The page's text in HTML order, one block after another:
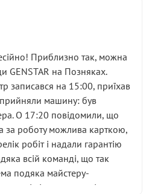
розуміється на техніці,
а як максимум —
вузол замість елементарних
мій візит. Раніше міняв у
наче справив хороше
декілька гайок під
що це “старі гайки, які
не хвилюватися. ( надіюсь
в полі))
такі дрібниці вже не
довірі, і саме її цей сервіс
Приблизно так, можна
GENSTAR на Позняках.
записався на 15:00, приїхав
прийняли машину: був
О 17:20 повідомили, що
за роботу можлива карткою,
робіт і надали гарантію
всій команді, що так
подяка майстеру-
всі чітко та по суті.